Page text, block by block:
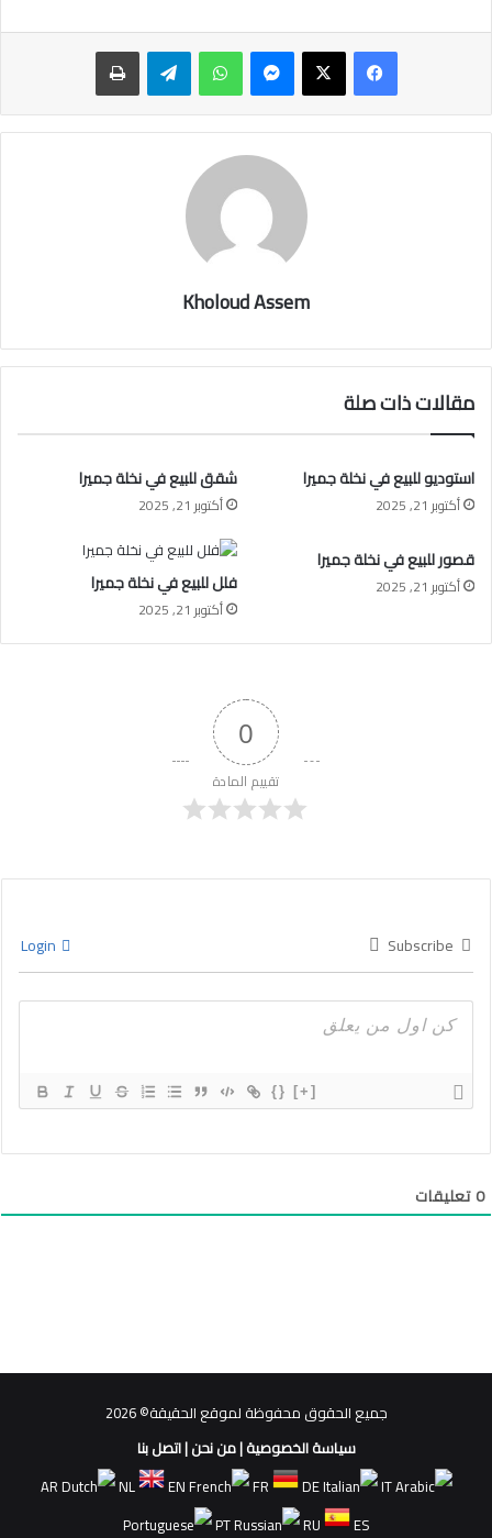
ماسنجر واتساب تيلقرام طباعة
Kholoud Assem
مقالات ذات صلة
استوديو للبيع في نخلة جميرا
أكتوبر 21, 2025
شقق للبيع في نخلة جميرا
أكتوبر 21, 2025
قصور للبيع في نخلة جميرا
أكتوبر 21, 2025 فلل للبيع في نخلة جميرا
أكتوبر 21, 2025
0
تقييم المادة
Subscribe
{} [+]
0تعليقات
جميع الحقوق محفوظة لموقع الحقيقة© 2026
سياسة الخصوصية|من نحن|اتصل بنا
AR
NL EN FR DE
IT
PT
RU ES